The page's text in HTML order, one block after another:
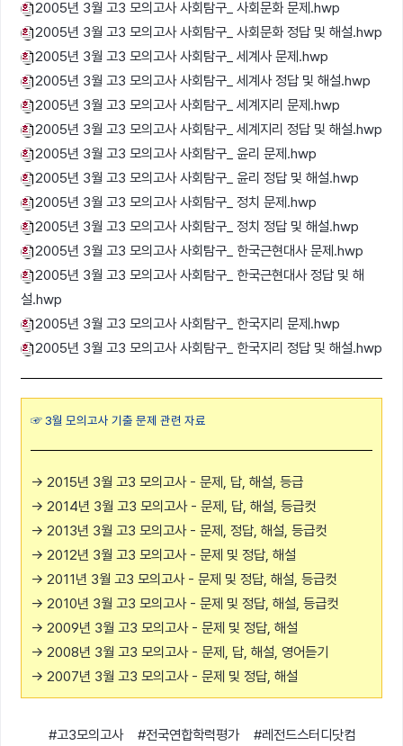
2005년 3월 고3 모의고사 사회탐구_ 사회문화 문제.hwp
2005년 3월 고3 모의고사 사회탐구_ 사회문화 정답 및 해설.hwp
2005년 3월 고3 모의고사 사회탐구_ 세계사 문제.hwp
2005년 3월 고3 모의고사 사회탐구_ 세계사 정답 및 해설.hwp
2005년 3월 고3 모의고사 사회탐구_ 세계지리 문제.hwp
2005년 3월 고3 모의고사 사회탐구_ 세계지리 정답 및 해설.hwp
2005년 3월 고3 모의고사 사회탐구_ 윤리 문제.hwp
2005년 3월 고3 모의고사 사회탐구_ 윤리 정답 및 해설.hwp
2005년 3월 고3 모의고사 사회탐구_ 정치 문제.hwp
2005년 3월 고3 모의고사 사회탐구_ 정치 정답 및 해설.hwp
2005년 3월 고3 모의고사 사회탐구_ 한국근현대사 문제.hwp
2005년 3월 고3 모의고사 사회탐구_ 한국근현대사 정답 및 해
설.hwp
2005년 3월 고3 모의고사 사회탐구_ 한국지리 문제.hwp
2005년 3월 고3 모의고사 사회탐구_ 한국지리 정답 및 해설.hwp
☞3월 모의고사 기출 문제 관련 자료
→ 2015년 3월 고3 모의고사 - 문제, 답, 해설, 등급
→ 2014년 3월 고3 모의고사 - 문제, 답, 해설, 등급컷
→ 2013년 3월 고3 모의고사 - 문제, 정답, 해설, 등급컷
→ 2012년 3월 고3 모의고사 - 문제 및 정답, 해설
→ 2011년 3월 고3 모의고사 - 문제 및 정답, 해설, 등급컷
→ 2010년 3월 고3 모의고사 - 문제 및 정답, 해설, 등급컷
→ 2009년 3월 고3 모의고사 - 문제 및 정답, 해설
→ 2008년 3월 고3 모의고사 - 문제, 답, 해설, 영어듣기
→ 2007년 3월 고3 모의고사 - 문제 및 정답, 해설
#고3모의고사 #전국연합학력평가 #레전드스터디닷컴